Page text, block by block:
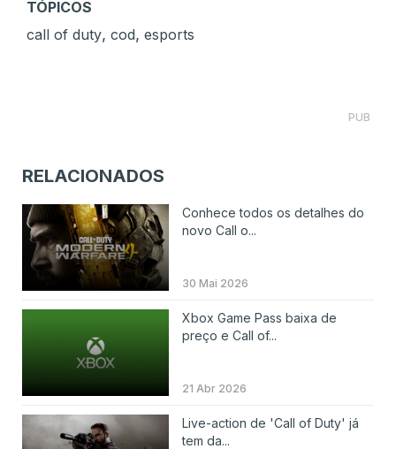
TÓPICOS
call of duty, cod, esports
PUB
RELACIONADOS
Conhece todos os detalhes do
novo Call o...
30 Mai 2026
Xbox Game Pass baixa de
preço e Call of...
21 Abr 2026
Live-action de 'Call of Duty' já
tem da...